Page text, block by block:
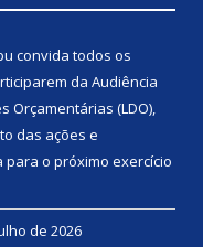
convida todos os
da Audiência
Orçamentárias (LDO),
das ações e
o próximo exercício
de 2026